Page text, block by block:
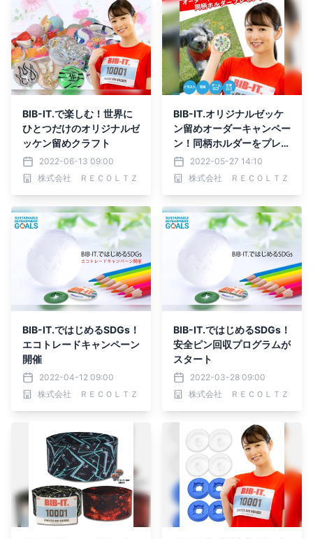
BIB-IT.で楽しむ！世界に
ひとつだけのオリジナルゼ
ッケン留めクラフト
2022-06-13 09:00
株式会社 ＲＥＣＯＬＴＺ
BIB-IT.オリジナルゼッケ
ン留めオーダーキャンペー
ン！同柄ホルダーをプレゼ
ント2022-05-27 14:10
株式会社 ＲＥＣＯＬＴＺ
BIB-IT.ではじめるSDGs！
エコトレードキャンペーン
開催
2022-04-12 09:00
株式会社 ＲＥＣＯＬＴＺ
BIB-IT.ではじめるSDGs！
安全ピン回収プログラムが
スタート
2022-03-28 09:00
株式会社 ＲＥＣＯＬＴＺ